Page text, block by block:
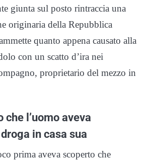
giunta sul posto rintraccia una
originaria della Repubblica
quanto appena causato alla
con un scatto d’ira nei
proprietario del mezzo in
l’uomo aveva
in casa sua
prima aveva scoperto che